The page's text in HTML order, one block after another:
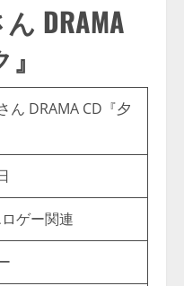
DRAMA
ん DRAMA CD『夕
ゲー関連